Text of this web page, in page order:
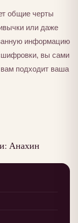
общие черты
или даже
информацию
вы сами
вам подходит ваша
Анахин